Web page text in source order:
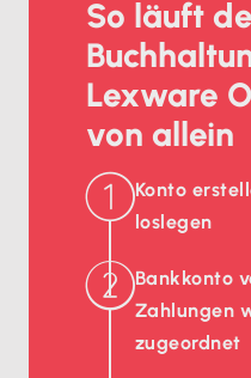
So läuft
Lexware
von allein
Konto
loslegen
Bankkonto
Zahlungen
zugeordnet